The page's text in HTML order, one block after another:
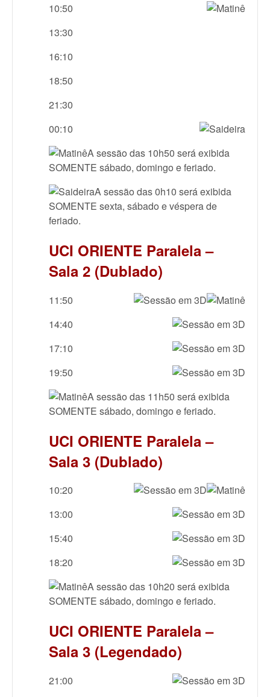
10:50
13:30
16:10
18:50
21:30
00:10
A sessão das 10h50 será exibida
SOMENTE sábado, domingo e feriado.
A sessão das 0h10 será exibida
SOMENTE sexta, sábado e véspera de
feriado.
UCI ORIENTE Paralela –
Sala 2 (Dublado)
11:50
14:40
17:10
19:50
A sessão das 11h50 será exibida
SOMENTE sábado, domingo e feriado.
UCI ORIENTE Paralela –
Sala 3 (Dublado)
10:20
13:00
15:40
18:20
A sessão das 10h20 será exibida
SOMENTE sábado, domingo e feriado.
UCI ORIENTE Paralela –
Sala 3 (Legendado)
21:00